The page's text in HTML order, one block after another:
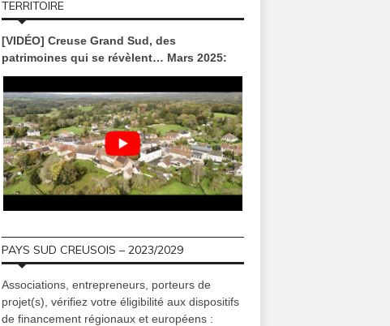
TERRITOIRE
[VIDÉO] Creuse Grand Sud, des
patrimoines qui se révèlent… Mars 2025:
PAYS SUD CREUSOIS – 2023/2029
Associations, entrepreneurs, porteurs de
projet(s), vérifiez votre éligibilité aux dispositifs
de financement régionaux et européens :